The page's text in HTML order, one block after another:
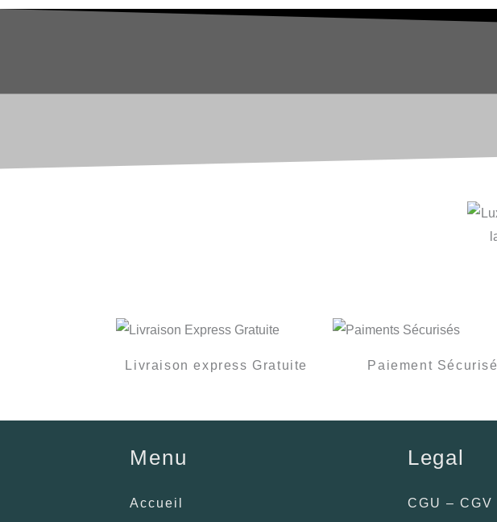
Livraison express Gratuite Paiement Sécurisé
Menu
Accueil
Legal
CGU – CGV